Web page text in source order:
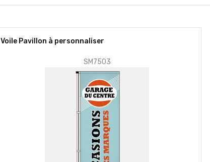
Voile Pavillon à personnaliser
SM7503